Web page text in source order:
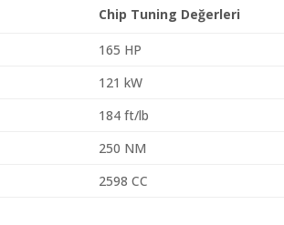
Chip Tuning Değerleri
165 HP
121 kW
184 ft/lb
250 NM
2598 CC